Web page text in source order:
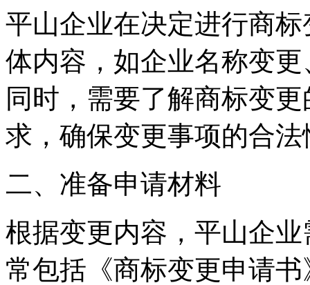
平山企业在决定进行商
体内容，如企业名称变
同时，需要了解商标变
求，确保变更事项的合
二、准备申请材料
根据变更内容，平山企
常包括《商标变更申请